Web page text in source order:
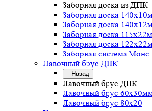
Заборная доска из ДПК
Заборная доска
Заборная доска
Заборная доска
Заборная доска
Заборная система Монс
Лавочный брус ДПК
Назад
Лавочный брус ДПК
Лавочный брус
Лавочный брус 80х20